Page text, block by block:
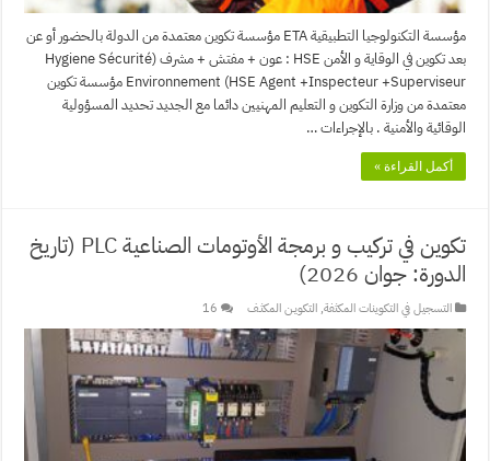
مؤسسة التكنولوجيا التطبيقية ETA مؤسسة تكوين معتمدة من الدولة بالحضور أو عن
بعد تكوين في الوقاية و الأمن HSE : عون + مفتش + مشرف (Hygiene Sécurité
Environnement (HSE Agent +Inspecteur +Superviseur مؤسسة تكوين
معتمدة من وزارة التكوين و التعليم المهنيين دائما مع الجديد تحديد المسؤولية
الوقائية والأمنية . بالإجراءات …
أكمل القراءة »
تكوين في تركيب و برمجة الأوتومات الصناعية PLC (تاريخ
الدورة: جوان 2026)
التسجيل في التكوينات المكثفة,التكويـن المكثـف 16